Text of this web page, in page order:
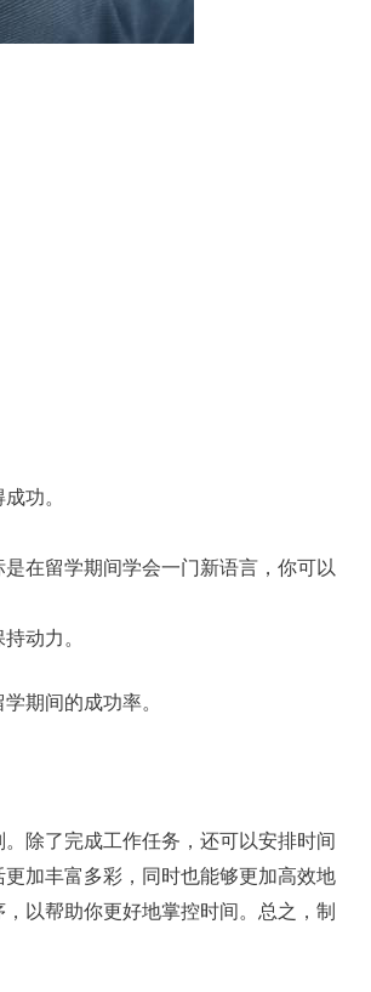
功。
在留学期间学会一门新语言，你可以
动力。
期间的成功率。
除了完成工作任务，还可以安排时间
加丰富多彩，同时也能够更加高效地
以帮助你更好地掌控时间。总之，制